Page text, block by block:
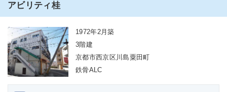
アビリティ桂
1972年2月築
3階建
京都市西京区川島粟田町
鉄骨ALC